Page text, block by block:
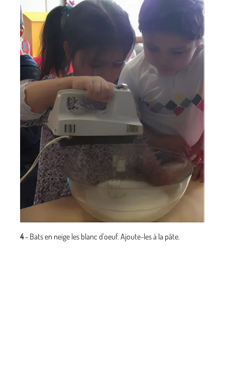
4- Bats en neige les blanc d'oeuf. Ajoute-les à la pâte.